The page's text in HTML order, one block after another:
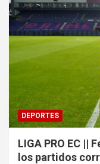
DEPORTES
LIGA PRO EC ||
los partidos